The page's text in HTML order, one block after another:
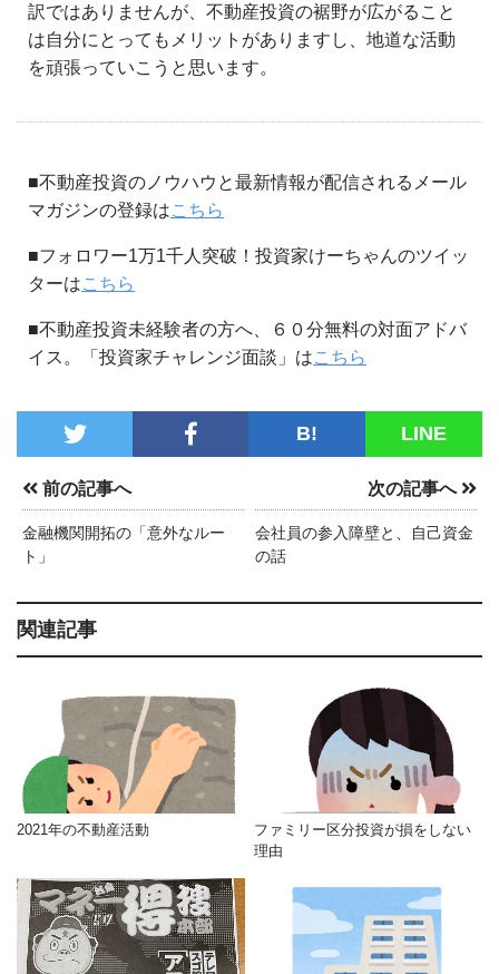
訳ではありませんが、不動産投資の裾野が広がること
は自分にとってもメリットがありますし、地道な活動
を頑張っていこうと思います。
■不動産投資のノウハウと最新情報が配信されるメール
マガジンの登録はこちら
■フォロワー1万1千人突破！投資家けーちゃんのツイッ
ターはこちら
■不動産投資未経験者の方へ、６０分無料の対面アドバ
イス。「投資家チャレンジ面談」はこちら
B! LINE
前の記事へ
金融機関開拓の「意外なルー
ト」
次の記事へ
会社員の参入障壁と、自己資金
の話
関連記事
2021年の不動産活動
ファミリー区分投資が損をしない
理由